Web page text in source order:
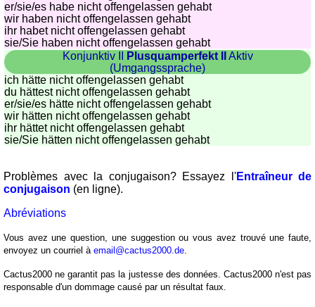
er/sie/es habe nicht offengelassen gehabt
wir haben nicht offengelassen gehabt
ihr habet nicht offengelassen gehabt
sie/Sie haben nicht offengelassen gehabt
Konjunktiv II
Plusquamperfekt II
Aktiv
(Umgangssprache)
ich hätte nicht offengelassen gehabt
du hättest nicht offengelassen gehabt
er/sie/es hätte nicht offengelassen gehabt
wir hätten nicht offengelassen gehabt
ihr hättet nicht offengelassen gehabt
sie/Sie hätten nicht offengelassen gehabt
Problèmes avec la conjugaison? Essayez l'Entraîneur de
conjugaison (en ligne).
Abréviations
Vous avez une question, une suggestion ou vous avez trouvé une faute,
envoyez un courriel à email@cactus2000.de.
Cactus2000 ne garantit pas la justesse des données. Cactus2000 n'est pas
responsable d'un dommage causé par un résultat faux.